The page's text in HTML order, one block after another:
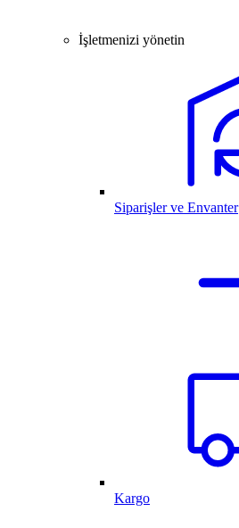
İşletmenizi yönetin
Siparişler ve Envanter
Kargo